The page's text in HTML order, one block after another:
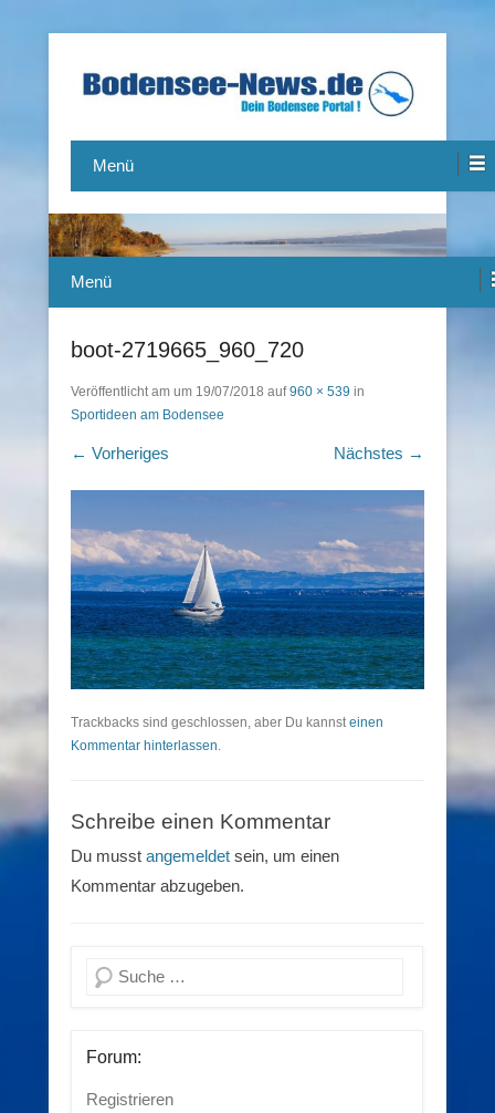
Bodensee-News.de
Menü
Menü
boot-2719665_960_720
Veröffentlicht am um 19/07/2018 auf960 × 539 in
Sportideen am Bodensee
← Vorheriges Nächstes →
Trackbacks sind geschlossen, aber Du kannst einen
Kommentar hinterlassen
Schreibe einen Kommentar
Du musst angemeldet sein, um einen
Kommentar abzugeben.
Suchen
Forum:
Registrieren